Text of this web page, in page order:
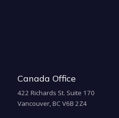
Canada Office
422 Richards St. Suite 170
Vancouver, BC V6B 2Z4